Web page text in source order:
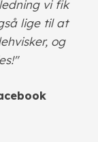
vi fik
lige til at
og